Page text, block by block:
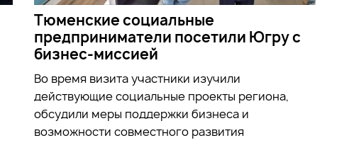
Тюменские социальные
предприниматели посетили Югру с
бизнес-миссией
Во время визита участники изучили
действующие социальные проекты региона,
обсудили меры поддержки бизнеса и
возможности совместного развития